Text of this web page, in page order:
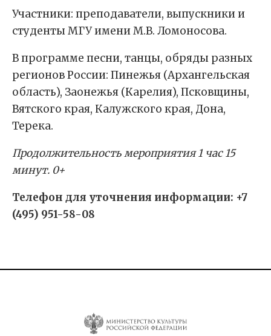
Участники: преподаватели, выпускники и
студенты МГУ имени М.В. Ломоносова.
В программе песни, танцы, обряды разных
регионов России: Пинежья (Архангельская
область), Заонежья (Карелия), Псковщины,
Вятского края, Калужского края, Дона,
Терека.
Продолжительность мероприятия 1 час 15
минут. 0+
Телефон для уточнения информации: +7
(495) 951-58-08